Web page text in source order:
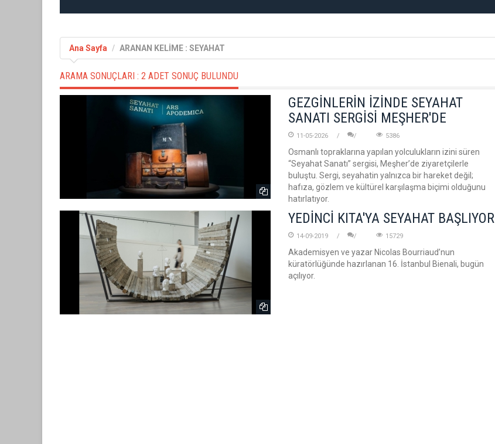
Ana Sayfa ARANAN KELİME : SEYAHAT
ARAMA SONUÇLARI : 2 ADET SONUÇ BULUNDU
GEZGİNLERİN İZİNDE SEYAHAT
SANATI SERGİSİ MEŞHER'DE
11-05-2026 5386
Osmanlı topraklarına yapılan yolculukların izini süren
“Seyahat Sanatı” sergisi, Meşher’de ziyaretçilerle
buluştu. Sergi, seyahatin yalnızca bir hareket değil;
hafıza, gözlem ve kültürel karşılaşma biçimi olduğunu
hatırlatıyor.
YEDİNCİ KITA'YA SEYAHAT BAŞLIYOR
14-09-2019 15729
Akademisyen ve yazar Nicolas Bourriaud’nun
küratörlüğünde hazırlanan 16. İstanbul Bienali, bugün
açılıyor.